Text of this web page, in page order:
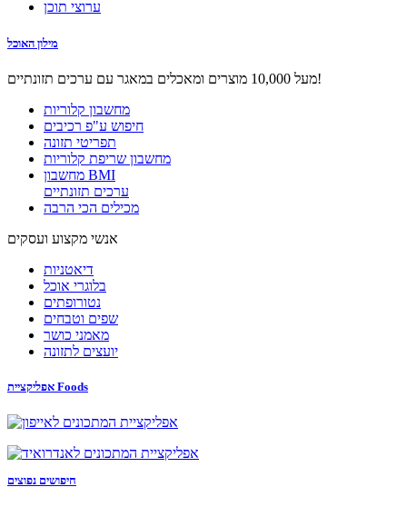
ערוצי תוכן
מילון האוכל
מעל 10,000 מוצרים ומאכלים במאגר עם ערכים תזונתיים!
מחשבון קלוריות
חיפוש ע"פ רכיבים
תפריטי תזונה
מחשבון שריפת קלוריות
מחשבון BMI
ערכים תזונתיים
מכילים הכי הרבה
אנשי מקצוע ועסקים
דיאטניות
בלוגרי אוכל
נטורופתים
שפים וטבחים
מאמני כושר
יועצים לתזונה
אפליקציית Foods
חיפושים נפוצים